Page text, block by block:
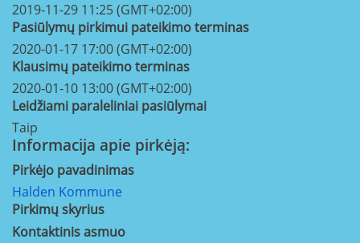
2019-11-29 11:25 (GMT+02:00)
Pasiūlymų pirkimui pateikimo terminas
2020-01-17 17:00 (GMT+02:00)
Klausimų pateikimo terminas
2020-01-10 13:00 (GMT+02:00)
Leidžiami paraleliniai pasiūlymai
Taip
Informacija apie pirkėją:
Pirkėjo pavadinimas
Halden Kommune
Pirkimų skyrius
Kontaktinis asmuo